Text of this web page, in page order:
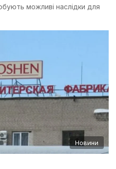
можливі наслідки для
Новини